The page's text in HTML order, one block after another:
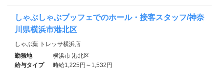
しゃぶしゃぶブッフェでのホール・接客スタッフ/神奈
川県横浜市港北区
しゃぶ葉 トレッサ横浜店
勤務地
横浜市 港北区
給与タイプ
時給1,225円～1,532円